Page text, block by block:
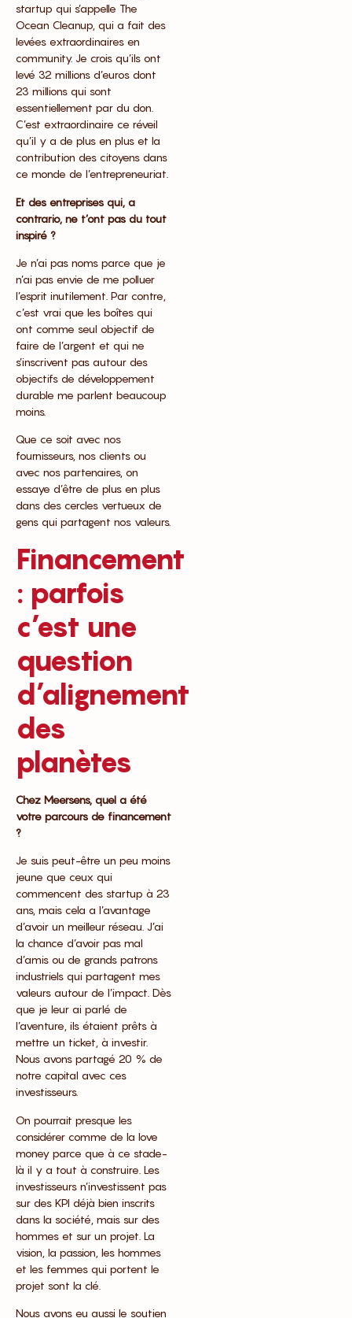
startup qui s’appelle The
Ocean Cleanup, qui a fait des
levées extraordinaires en
community. Je crois qu’ils ont
levé 32 millions d’euros dont
23 millions qui sont
essentiellement par du don.
C’est extraordinaire ce réveil
qu’il y a de plus en plus et la
contribution des citoyens dans
ce monde de l’entrepreneuriat.
Et des entreprises qui, a
contrario, ne t’ont pas du tout
inspiré ?
Je n’ai pas noms parce que je
n’ai pas envie de me polluer
l’esprit inutilement. Par contre,
c’est vrai que les boîtes qui
ont comme seul objectif de
faire de l’argent et qui ne
s’inscrivent pas autour des
objectifs de développement
durable me parlent beaucoup
moins.
Que ce soit avec nos
fournisseurs, nos clients ou
avec nos partenaires, on
essaye d’être de plus en plus
dans des cercles vertueux de
gens qui partagent nos valeurs.
Financement
: parfois
c’est une
question
d’alignement
des
planètes
Chez Meersens, quel a été
votre parcours de financement
?
Je suis peut-être un peu moins
jeune que ceux qui
commencent des startup à 23
ans, mais cela a l’avantage
d’avoir un meilleur réseau. J’ai
la chance d’avoir pas mal
d’amis ou de grands patrons
industriels qui partagent mes
valeurs autour de l’impact. Dès
que je leur ai parlé de
l’aventure, ils étaient prêts à
mettre un ticket, à investir.
Nous avons partagé 20 % de
notre capital avec ces
investisseurs.
On pourrait presque les
considérer comme de la love
money parce que à ce stade-
là il y a tout à construire. Les
investisseurs n’investissent pas
sur des KPI déjà bien inscrits
dans la société, mais sur des
hommes et sur un projet. La
vision, la passion, les hommes
et les femmes qui portent le
projet sont la clé.
Nous avons eu aussi le soutien